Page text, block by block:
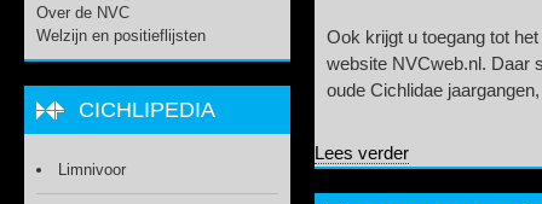
Ook krijgt u toegang tot
website NVCweb.nl. Daar
oude Cichlidae
Lees verder
Over de NVC
Welzijn en positieflijsten
CICHLIPEDIA
Limnivoor